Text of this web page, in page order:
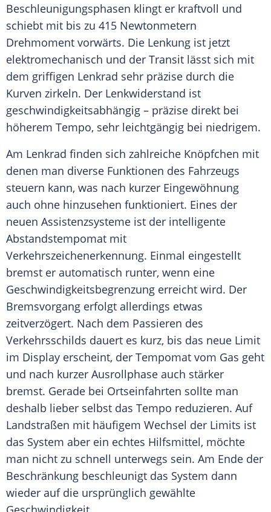
Beschleunigungsphasen klingt er kraftvoll und
schiebt mit bis zu 415 Newtonmetern
Drehmoment vorwärts. Die Lenkung ist jetzt
elektromechanisch und der Transit lässt sich mit
dem griffigen Lenkrad sehr präzise durch die
Kurven zirkeln. Der Lenkwiderstand ist
geschwindigkeitsabhängig – präzise direkt bei
höherem Tempo, sehr leichtgängig bei niedrigem.
Am Lenkrad finden sich zahlreiche Knöpfchen mit
denen man diverse Funktionen des Fahrzeugs
steuern kann, was nach kurzer Eingewöhnung
auch ohne hinzusehen funktioniert. Eines der
neuen Assistenzsysteme ist der intelligente
Abstandstempomat mit
Verkehrszeichenerkennung. Einmal eingestellt
bremst er automatisch runter, wenn eine
Geschwindigkeitsbegrenzung erreicht wird. Der
Bremsvorgang erfolgt allerdings etwas
zeitverzögert. Nach dem Passieren des
Verkehrsschilds dauert es kurz, bis das neue Limit
im Display erscheint, der Tempomat vom Gas geht
und nach kurzer Ausrollphase auch stärker
bremst. Gerade bei Ortseinfahrten sollte man
deshalb lieber selbst das Tempo reduzieren. Auf
Landstraßen mit häufigem Wechsel der Limits ist
das System aber ein echtes Hilfsmittel, möchte
man nicht zu schnell unterwegs sein. Am Ende der
Beschränkung beschleunigt das System dann
wieder auf die ursprünglich gewählte